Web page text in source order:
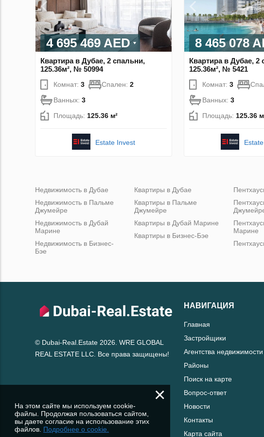
4 695 469 AED
Квартира в Дубае, 2 спальни,
125.36м², № 50994
Комнат: 3 Спален: 2
Ванных: 3
Площадь: 125.36 м²
Estate Invest
8 465 078
Квартира в Дубае, 2
125.36м², № 5421
Комнат: 3
Ванных: 3
Площадь: 125.36
Недвижимость в Дубае
Недвижимость в Пальме
Джумейре
Недвижимость в Дубай
Марине
Недвижимость в Бизнес-
Бэе
Квартиры в Дубае
Квартиры в Пальме
Джумейре
Квартиры в Дубай Марине
Квартиры в Бизнес-Бэе
Марине
© Dubai-Real.Estate 2026. WRE GLOBAL
REAL ESTATE LLC. Все права защищены!
НАВИГАЦИЯ
Главная
Застройщики
Агентства недвижимости
Районы
Поиск на карте
Вопрос-ответ
Новости
Контакты
Карта сайта
×
На этом сайте мы используем cookie-
файлы. Продолжая пользоваться сайтом,
вы даете согласие на использование этих
файлов. Подробнее о cookie.